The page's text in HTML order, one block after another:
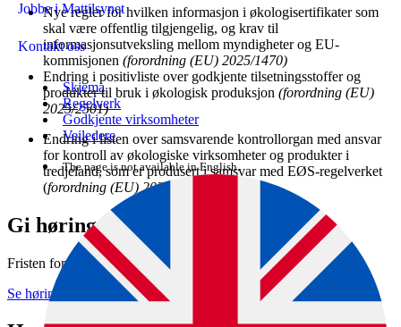
Jobbe i Mattilsynet
Kontakt oss
Skjema
Regelverk
Godkjente virksomheter
Veiledere
The page is not available in English.
Nye regler for hvilken informasjon i økologisertifikater som
skal være offentlig tilgjengelig, og krav til
informasjonsutveksling mellom myndigheter og EU-
kommisjonen (forordning (EU) 2025/1470)
Endring i positivliste over godkjente tilsetningsstoffer og
produkter til bruk i økologisk produksjon (forordning (EU)
2025/2501)
Endring i listen over samsvarende kontrollorgan med ansvar
for kontroll av økologiske virksomheter og produkter i
tredjeland, som er produsert i samsvar med EØS-regelverket
(forordning (EU) 2025/2138)
Gi høringsuttalelse
Fristen for denne høringen har gått ut.
Se høringen (hoering.no)